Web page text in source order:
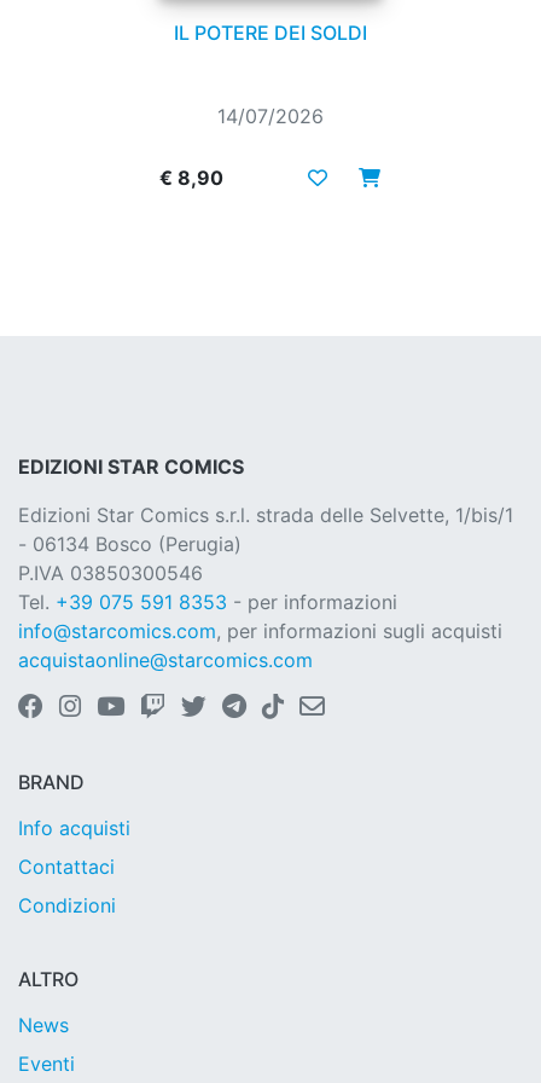
IL POTERE DEI SOLDI
14/07/2026
€ 8,90
EDIZIONI STAR COMICS
Edizioni Star Comics s.r.l. strada delle Selvette, 1/bis/1
- 06134 Bosco (Perugia)
P.IVA 03850300546
Tel. +39 075 591 8353 - per informazioni
info@starcomics.com, per informazioni sugli acquisti
acquistaonline@starcomics.com
BRAND
Info acquisti
Contattaci
Condizioni
ALTRO
News
Eventi